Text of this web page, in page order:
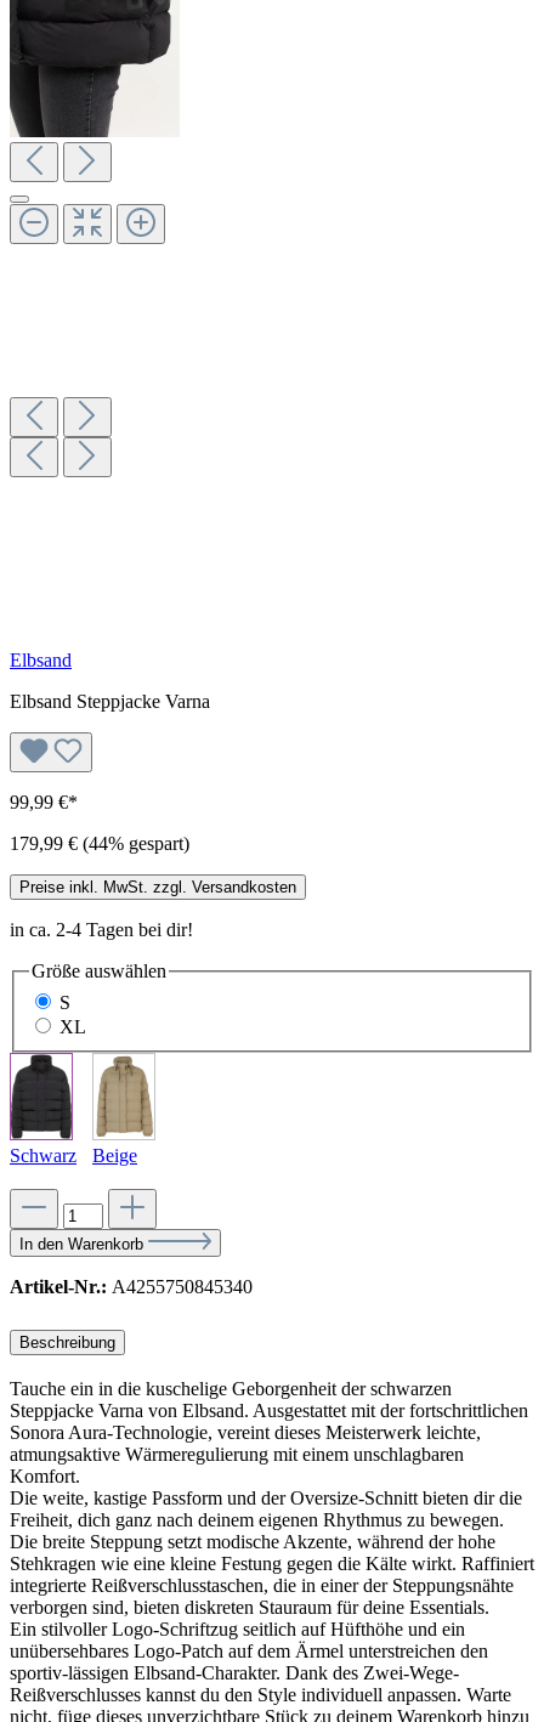
Elbsand
Elbsand Steppjacke Varna
99,99 €*
179,99 € (44% gespart)
Preise inkl. MwSt. zzgl. Versandkosten
in ca. 2-4 Tagen bei dir!
Größe auswählen
S
XL
Schwarz Beige
In den Warenkorb
Artikel-Nr.: A4255750845340
Beschreibung
Tauche ein in die kuschelige Geborgenheit der schwarzen
Steppjacke Varna von Elbsand. Ausgestattet mit der fortschrittlichen
Sonora Aura-Technologie, vereint dieses Meisterwerk leichte,
atmungsaktive Wärmeregulierung mit einem unschlagbaren
Komfort.
Die weite, kastige Passform und der Oversize-Schnitt bieten dir die
Freiheit, dich ganz nach deinem eigenen Rhythmus zu bewegen.
Die breite Steppung setzt modische Akzente, während der hohe
Stehkragen wie eine kleine Festung gegen die Kälte wirkt. Raffiniert
integrierte Reißverschlusstaschen, die in einer der Steppungsnähte
verborgen sind, bieten diskreten Stauraum für deine Essentials.
Ein stilvoller Logo-Schriftzug seitlich auf Hüfthöhe und ein
unübersehbares Logo-Patch auf dem Ärmel unterstreichen den
sportiv-lässigen Elbsand-Charakter. Dank des Zwei-Wege-
Reißverschlusses kannst du den Style individuell anpassen. Warte
nicht, füge dieses unverzichtbare Stück zu deinem Warenkorb hinzu